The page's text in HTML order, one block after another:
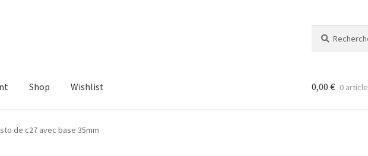
pour :
Shop Wishlist 0,00 € 0 article
de c27 avec base 35mm